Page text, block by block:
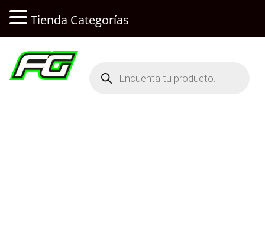
productos
Tienda Categorías